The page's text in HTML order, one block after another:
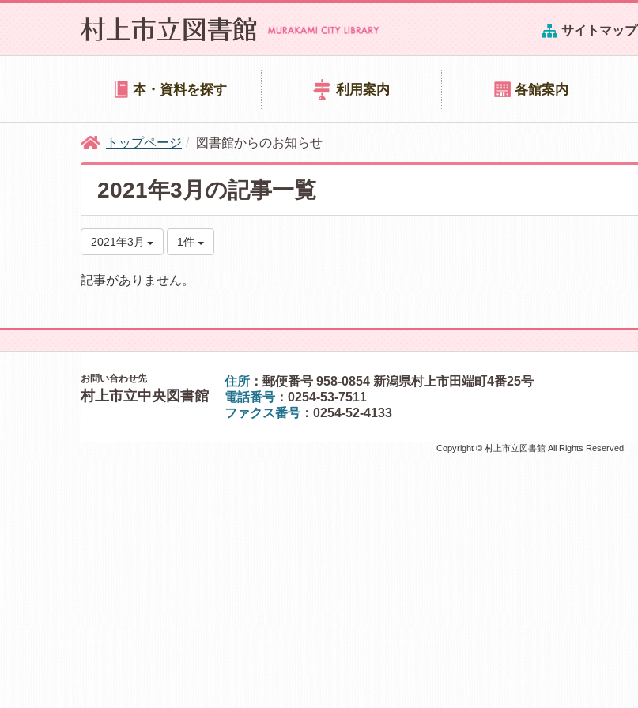
サイトマップ
本・資料を探す 利用案内 各館案内
トップページ 図書館からのお知らせ
2021年3月の記事一覧
2021年3月 1件
記事がありません。
お問い合わせ先
村上市立中央図書館
住所 ：郵便番号 958-0854 新潟県村上市田端町4番25号
電話番号 ：0254-53-7511
ファクス番号 ：0254-52-4133
Copyright © 村上市立図書館 All Rights Reserved.